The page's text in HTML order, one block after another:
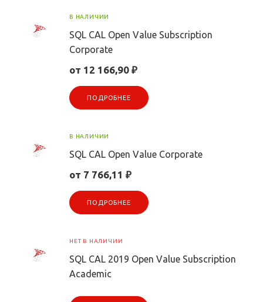
В НАЛИЧИИ
SQL CAL Open Value Subscription
Corporate
от 12 166,90 ₽
ПОДРОБНЕЕ
В НАЛИЧИИ
SQL CAL Open Value Corporate
от 7 766,11 ₽
ПОДРОБНЕЕ
НЕТ В НАЛИЧИИ
SQL CAL 2019 Open Value Subscription
Academic